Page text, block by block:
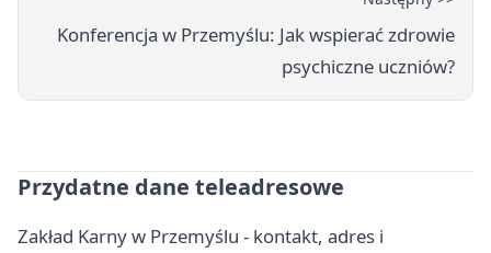
Konferencja w Przemyślu: Jak wspierać zdrowie
psychiczne uczniów?
Przydatne dane teleadresowe
Zakład Karny w Przemyślu - kontakt, adres i